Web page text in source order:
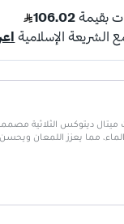
ديتوكس الثلاثية
الماء، مما يعزز اللمعان
: تحيد المعادن داخل الألياف